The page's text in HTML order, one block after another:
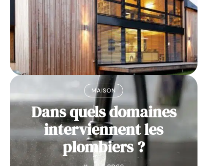
MAISON
Dans quels domaines
interviennent les
plombiers ?